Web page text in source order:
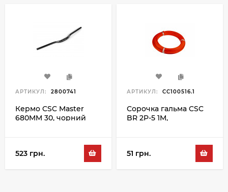
АРТИКУЛ: 2800741
Кермо CSC Master
680MM 30, чорний
523 грн.
АРТИКУЛ: CC100516.1
Сорочка гальма CSC
BR 2P-5 1M,
51 грн.